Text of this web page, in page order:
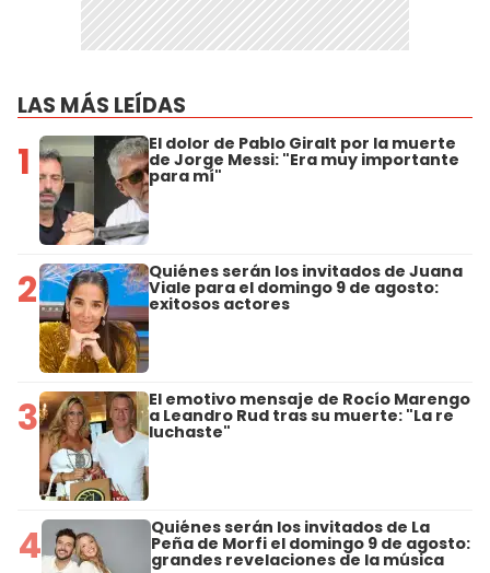
LAS MÁS LEÍDAS
1 El dolor de Pablo Giralt por la muerte
de Jorge Messi: "Era muy importante
para mí"
2 Quiénes serán los invitados de Juana
Viale para el domingo 9 de agosto:
exitosos actores
3 El emotivo mensaje de Rocío Marengo
a Leandro Rud tras su muerte: "La re
luchaste"
4 Quiénes serán los invitados de La
Peña de Morfi el domingo 9 de agosto:
grandes revelaciones de la música